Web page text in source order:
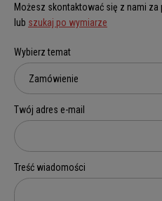
Możesz skontaktować się z nami
lub szukaj po wymiarze